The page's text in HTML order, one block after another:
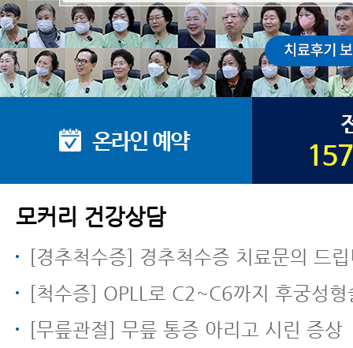
모커리 건강상담
[경추척수증] 경추척수증 치료문의 드
[척수증] OPLL로 C2~C6까지 후궁성
[무릎관절] 무릎 통증 아리고 시린 증상